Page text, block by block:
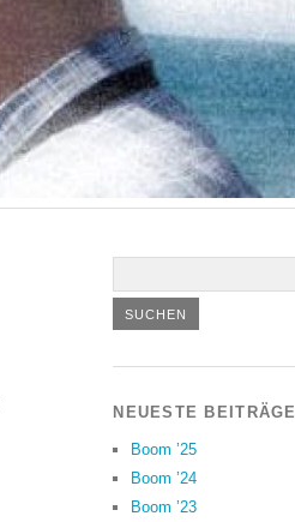
NEUESTE BEITRÄGE
Boom ’25
Boom ’24
Boom ’23